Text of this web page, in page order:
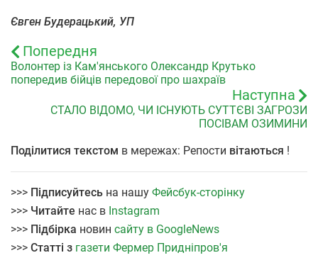
Євген Будерацький, УП
Попередня
Волонтер із Кам'янського Олександр Крутько
попередив бійців передової про шахраїв
Наступна
СТАЛО ВІДОМО, ЧИ ІСНУЮТЬ СУТТЄВІ ЗАГРОЗИ
ПОСІВАМ ОЗИМИНИ
Поділитися текстом в мережах: Репости вітаються !
>>> Підписуйтесь на нашу Фейсбук-сторінку
>>> Читайте нас в Instagram
>>> Підбірка новин сайту в GoogleNews
>>> Статті з газети Фермер Придніпров'я